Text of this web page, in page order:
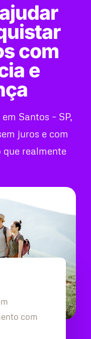
com
e
Santos – SP,
juros e com
que realmente
com